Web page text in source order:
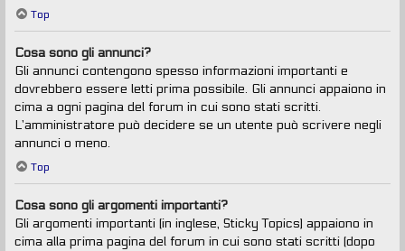
Top
Cosa sono gli annunci?
Gli annunci contengono spesso informazioni importanti e
dovrebbero essere letti prima possibile. Gli annunci appaiono in
cima a ogni pagina del forum in cui sono stati scritti.
L’amministratore può decidere se un utente può scrivere negli
annunci o meno.
Top
Cosa sono gli argomenti importanti?
Gli argomenti importanti (in inglese, Sticky Topics) appaiono in
cima alla prima pagina del forum in cui sono stati scritti (dopo